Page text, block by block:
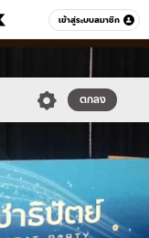
เข้าสู่ระบบสมาชิก
หมวดอื่นๆ
ตกลง